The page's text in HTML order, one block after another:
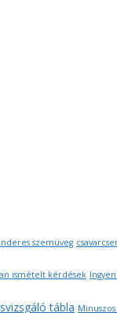
szemüveg
ismételt kérdések
tábla